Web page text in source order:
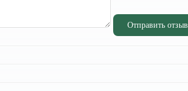
Отправить отзыв